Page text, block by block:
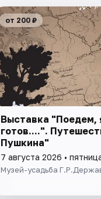
от 200 ₽
Выставка "Поедем,
готов....".
Пушкина"
7 августа 2026 •
Музей-усадьба